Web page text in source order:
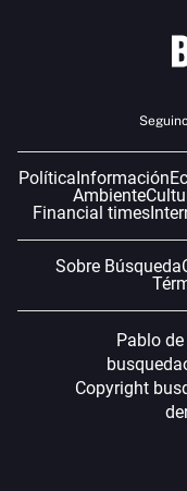
PolíticaInformación
Ambiente
Financial times
Sobre Búsqueda
Pablo
Copyright